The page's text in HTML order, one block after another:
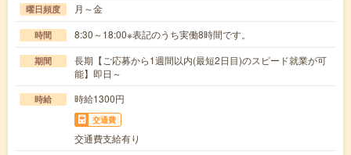
曜日頻度 月～金
時間 8:30～18:00※表記のうち実働8時間です。
期間
長期【ご応募から1週間以内(最短2日目)のスピード就業が可
能】即日～
時給 時給1300円
交通費
交通費支給有り